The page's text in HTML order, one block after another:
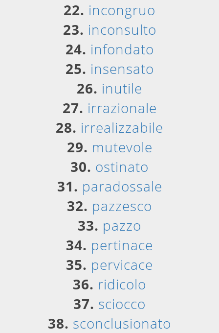
22. incongruo
23. inconsulto
24. infondato
25. insensato
26. inutile
27. irrazionale
28. irrealizzabile
29. mutevole
30. ostinato
31. paradossale
32. pazzesco
33. pazzo
34. pertinace
35. pervicace
36. ridicolo
37. sciocco
38. sconclusionato